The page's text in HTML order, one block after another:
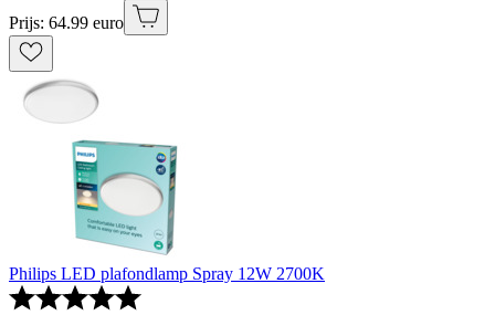
Prijs: 64.99 euro
Philips LED plafondlamp Spray 12W 2700K